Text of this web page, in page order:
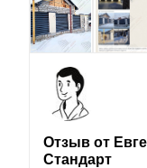
Отзыв от
Стандарт